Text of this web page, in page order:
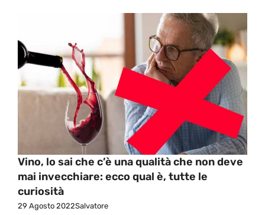
Vino, lo sai che c’è una qualità che non deve
mai invecchiare: ecco qual è, tutte le
curiosità
29 Agosto 2022Salvatore